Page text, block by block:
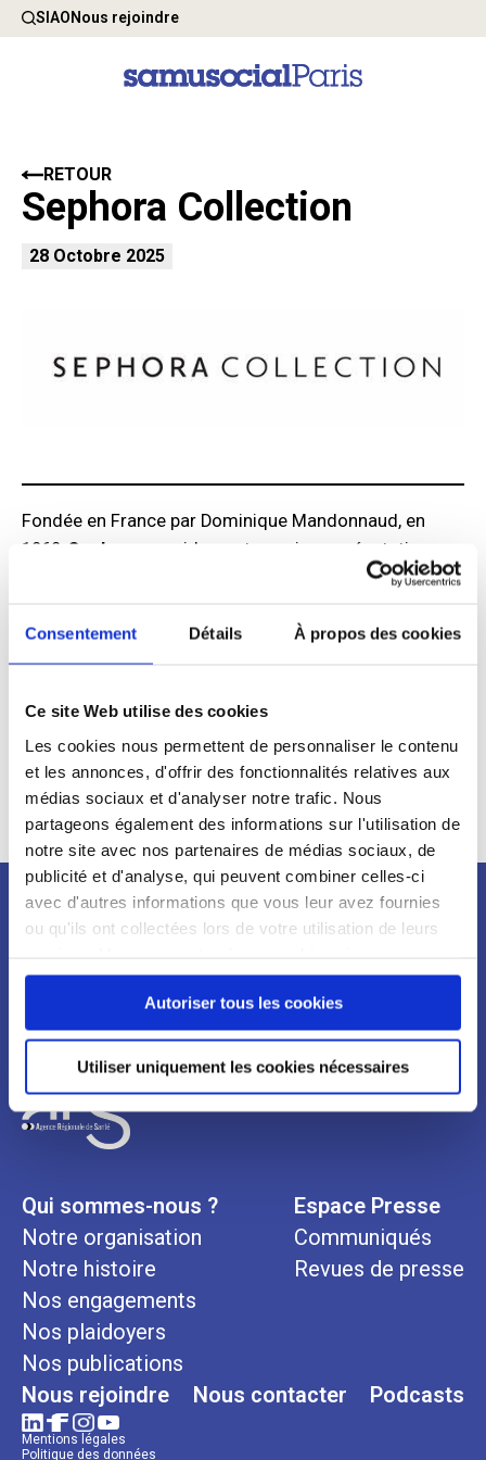
Consentement Détails À propos des cookies
Ce site Web utilise des cookies
Les cookies nous permettent de personnaliser le contenu
et les annonces, d'offrir des fonctionnalités relatives aux
médias sociaux et d'analyser notre trafic. Nous
partageons également des informations sur l'utilisation de
notre site avec nos partenaires de médias sociaux, de
publicité et d'analyse, qui peuvent combiner celles-ci
avec d'autres informations que vous leur avez fournies
ou qu'ils ont collectées lors de votre utilisation de leurs
continuez à utiliser notre site Web.
Autoriser tous les cookies
Utiliser uniquement les cookies nécessaires
SIAONous rejoindre
Sephora Collection
RETOUR
28 Octobre 2025
Fondée en France par Dominique Mandonnaud, en
1969, Sephora
a rapidement acquis une réputation
d’expert de la beauté.​ Sephora est engagée dans une
à travers diverses initiatives comme
l’approvisionnement responsable, des programmes
Depuis 2024, Sephora soutient le Samusocial de Paris
en faisant don de produits d’hygiène, de soins et de
maquillage.
Newsletter
Qui sommes-nous ?
Notre organisation
Notre histoire
Nos engagements
Nos plaidoyers
Nos publications
Espace Presse
Communiqués
Revues de presse
Nous rejoindre Nous contacter Podcasts
Mentions légales
Politique des données